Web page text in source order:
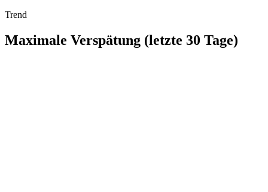
Trend
Maximale Verspätung (letzte 30 Tage)